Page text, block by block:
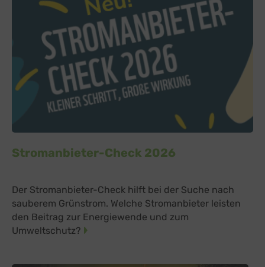
Stromanbieter-Check 2026
Der Stromanbieter-Check hilft bei der Suche nach
sauberem Grünstrom. Welche Stromanbieter leisten
den Beitrag zur Energiewende und zum
Umweltschutz?